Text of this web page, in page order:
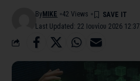
Last Updated: 22 Ιουνίου 2026 12:37
By MIKE 42 Views